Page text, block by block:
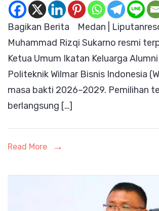
Bagikan Berita Medan |
Muhammad Rizqi Sukarno resmi
Ketua Umum Ikatan Keluarga
Politeknik Wilmar Bisnis Indonesia
masa bakti 2026–2029. Pemilihan
berlangsung […]
Read More